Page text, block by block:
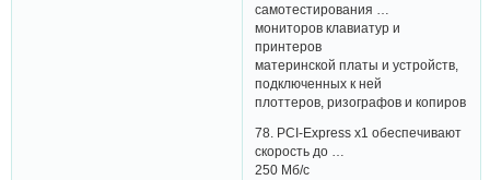
самотестирования …
мониторов клавиатур и
принтеров
материнской платы и устройств,
подключенных к ней
плоттеров, ризографов и копиров
78. PCI-Express x1 обеспечивают
скорость до …
250 Мб/с